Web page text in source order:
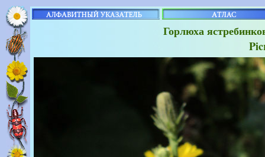
Горлюха